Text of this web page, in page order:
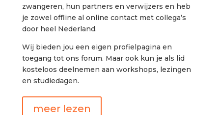
zwangeren, hun partners en verwijzers en heb
je zowel offline al online contact met collega’s
door heel Nederland.
Wij bieden jou een eigen profielpagina en
toegang tot ons forum. Maar ook kun je als lid
kosteloos deelnemen aan workshops, lezingen
en studiedagen.
meer lezen